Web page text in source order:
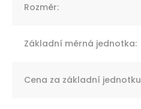
Rozměr:
Základní měrná jednotka:
Cena za základní jednotku